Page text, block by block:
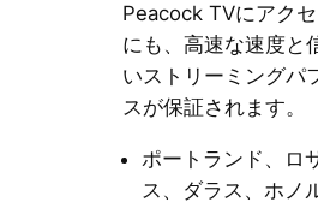
Peacock TVにアク
にも、高速な速度と
いストリーミングパ
スが保証されます。
ポートランド、ロ
ス、ダラス、ホノ